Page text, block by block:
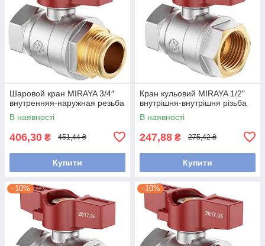
Шаровой кран MIRAYA 3/4″
внутренняя-наружная резьба
В наявності
406,30 ₴ 451,44 ₴
Купити
Кран кульовий MIRAYA 1/2"
внутрішня-внутрішня різьба
В наявності
247,88 ₴ 275,42 ₴
Купити
–10% –10%